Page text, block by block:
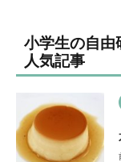
小学生の自由
人気記事